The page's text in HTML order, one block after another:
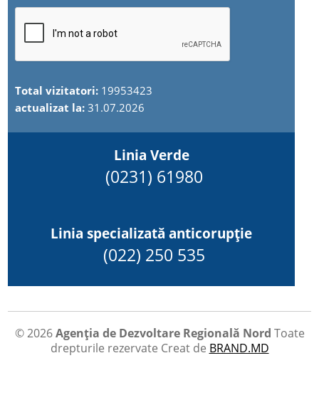
Total vizitatori: 19953423
actualizat la:31.07.2026
Linia Verde
(0231) 61980
Linia specializată anticorupție
(022) 250 535
© 2026Agenția de Dezvoltare Regională Nord Toate
drepturile rezervate Creat de BRAND.MD